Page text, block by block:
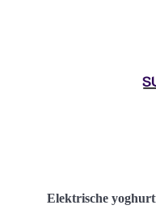
Elektrische